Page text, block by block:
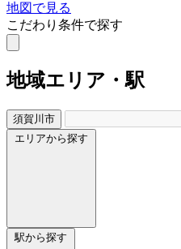
地図で見る
こだわり条件で探す
地域エリア・駅
須賀川市
エリアから探す
駅から探す